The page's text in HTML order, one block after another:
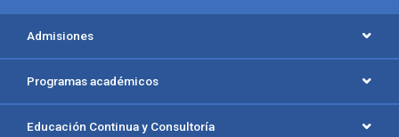
Admisiones
Programas académicos
Educación Continua y Consultoría